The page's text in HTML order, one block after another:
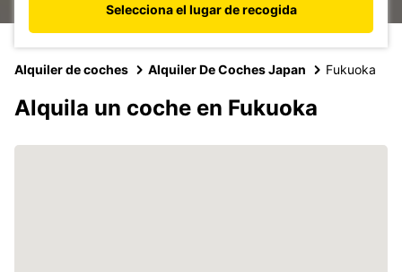
Selecciona el lugar de recogida
Alquiler de coches Alquiler De Coches Japan Fukuoka
Alquila un coche en Fukuoka